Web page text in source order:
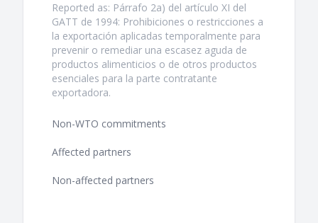
Reported as: Párrafo 2a) del artículo XI del
GATT de 1994: Prohibiciones o restricciones a
la exportación aplicadas temporalmente para
prevenir o remediar una escasez aguda de
productos alimenticios o de otros productos
esenciales para la parte contratante
exportadora.
Non-WTO commitments
Affected partners
Non-affected partners